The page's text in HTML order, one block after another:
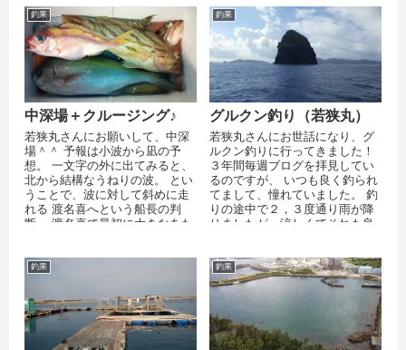
釣果
中深場＋クルージング♪
若狭丸さんにお願いして、中深
場＾＾ 予報は小波から凪の予
想。 一文字の外に出てみると、
北から結構なうねりの波。 とい
うことで、波に対して斜めに走
れる 渡名喜へという船長の判
断。 渡名喜で最初に大きなあた
釣果
グルクン釣り（若狭丸）
若狭丸さんにお世話になり、グ
ルクン釣りに行ってきました！
３年間毎週ブログを拝見してい
るのですが、 いつも良く釣られ
てまして、憧れていました。 釣
りの途中で２，３度通り雨が降
りましたが、涼しくてそれも良
釣果 釣果